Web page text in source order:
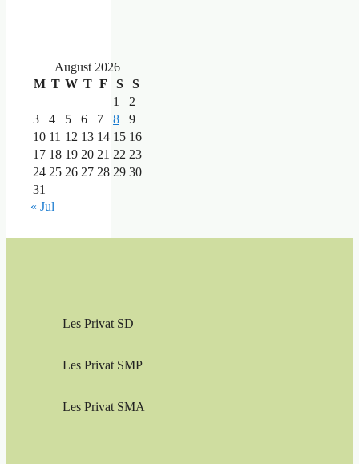
August 2026
M T W T F S
S
1
2
3
4 5 6 7 8
9
10 11 12 13 14 15 16
17 18 19 20 21 22 23
24 25 26 27 28 29 30
31
« Jul
Les Privat SD
Les Privat SMP
Les Privat SMA